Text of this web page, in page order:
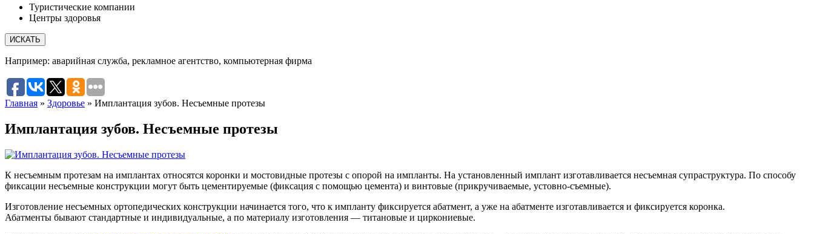
Туристические компании
Центры здоровья
Например: аварийная служба, рекламное агентство, компьютерная фирма
Главная » Здоровье » Имплантация зубов. Несъемные протезы
Имплантация зубов. Несъемные протезы
К несъемным протезам на имплантах относятся коронки и мостовидные протезы с опорой на импланты. На установленный имплант изготавливается несъемная супраструктура. По способу
фиксации несъемные конструкции могут быть цементируемые (фиксация с помощью цемента) и винтовые (прикручиваемые, устовно-съемные).
Изготовление несъемных ортопедических конструкции начинается того, что к импланту фиксируется абатмент, а уже на абатменте изготавливается и фиксируется коронка.
Абатменты бывают стандартные и индивидуальные, а по материалу изготовления — титановые и циркониевые.